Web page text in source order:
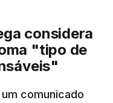
considera
"tipo de
comunicado